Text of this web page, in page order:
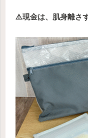
⚠️現金は、肌身離さ